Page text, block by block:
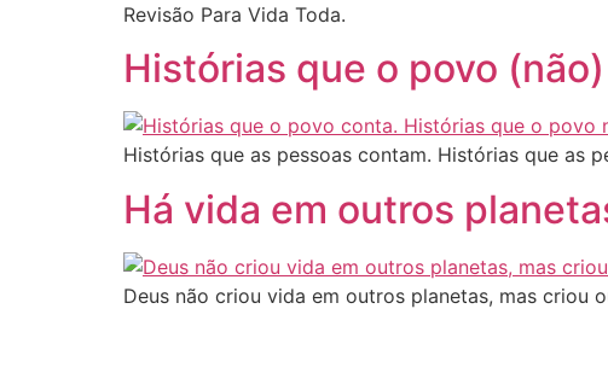
Revisão Para Vida Toda.
Histórias que o povo
Histórias que as pessoas contam. Histórias que as
Há vida em outros
Deus não criou vida em outros planetas, mas criou